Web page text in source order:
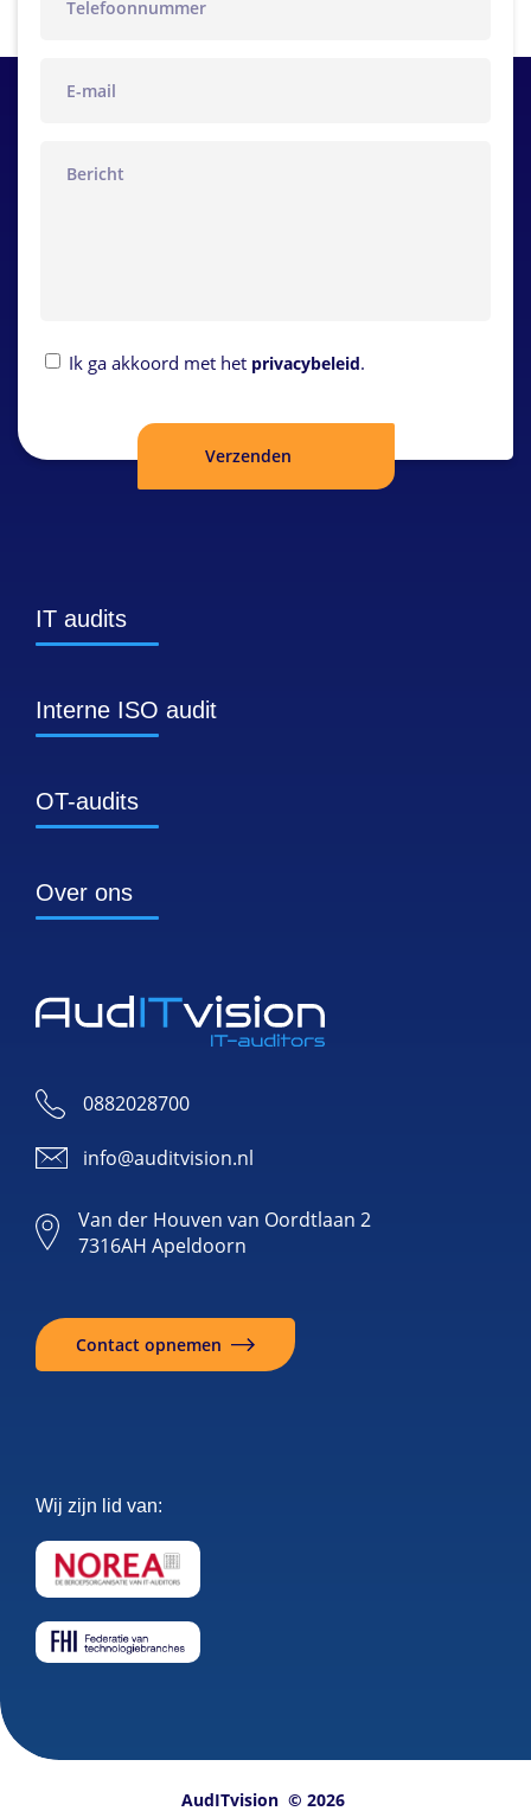
Privacybeleid
Ik ga akkoord met het privacybeleid.
0882028700
info@auditvision.nl
Van der Houven van Oordtlaan 2
7316AH Apeldoorn
Contact opnemen
IT audits
Interne ISO audit
OT-audits
Over ons
Wij zijn lid van:
AudITvision © 2026